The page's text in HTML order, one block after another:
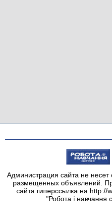
Администрация сайта не несет
размещенных объявлений.
сайта гиперссылка на http://
"Робота і навчання